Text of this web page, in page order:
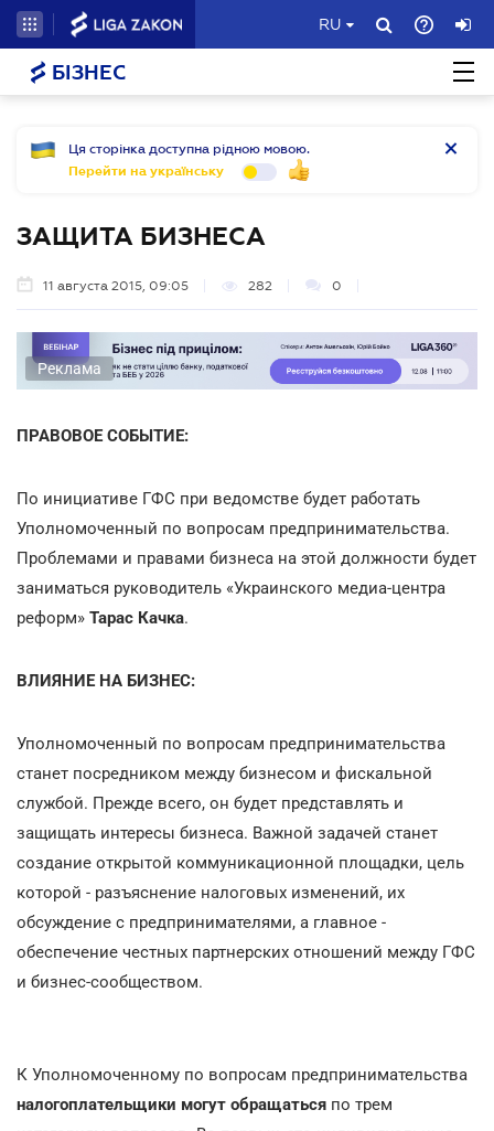
RU
БІЗНЕС
Ця сторінка доступна рідною мовою.
Перейти на українську
ЗАЩИТА БИЗНЕСА
11 августа 2015, 09:05 282 0
Реклама
ПРАВОВОЕ СОБЫТИЕ:
По инициативе ГФС при ведомстве будет работать
Уполномоченный по вопросам предпринимательства.
Проблемами и правами бизнеса на этой должности будет
заниматься руководитель «Украинского медиа-центра
реформ» Тарас Качка.
ВЛИЯНИЕ НА БИЗНЕС:
Уполномоченный по вопросам предпринимательства
станет посредником между бизнесом и фискальной
службой. Прежде всего, он будет представлять и
защищать интересы бизнеса. Важной задачей станет
создание открытой коммуникационной площадки, цель
которой - разъяснение налоговых изменений, их
обсуждение с предпринимателями, а главное -
обеспечение честных партнерских отношений между ГФС
и бизнес-сообществом.
К Уполномоченному по вопросам предпринимательства
налогоплательщики могут обращаться по трем